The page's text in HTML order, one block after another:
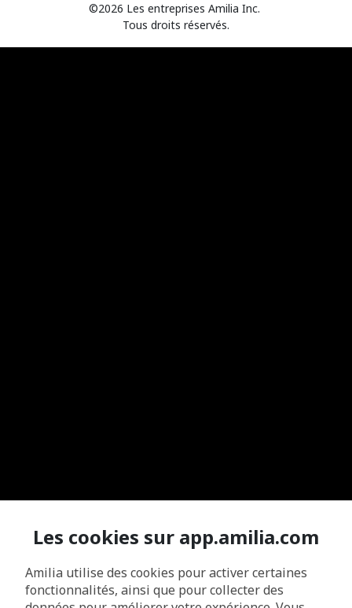
©2026 Les entreprises Amilia Inc.
Tous droits réservés.
Les cookies sur app.amilia.com
Amilia utilise des cookies pour activer certaines
fonctionnalités, ainsi que pour collecter des